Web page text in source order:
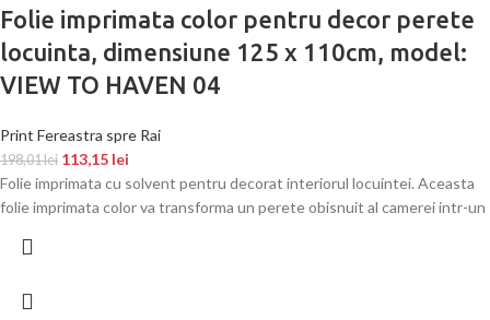
Folie imprimata color pentru decor perete
locuinta, dimensiune 125 x 110cm, model:
VIEW TO HAVEN 04
Print Fereastra spre Rai
198,01lei 113,15 lei
Folie imprimata cu solvent pentru decorat interiorul locuintei. Aceasta
folie imprimata color va transforma un perete obisnuit al camerei intr-un